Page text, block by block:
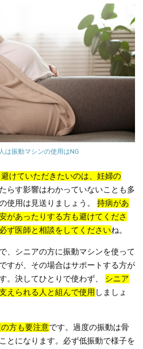
は振動マシンの使用はNG
けていただきたいのは、妊婦の
らす影響はわかっていないことも多
使用は見送りましょう。 持病があ
があったりする方も避けてくださ
ず医師と相談をしてくださいね。
、シニアの方に振動マシンを使って
すが、その場合はサポートする方が
。決してひとりで使わず、
シニア
えられる人と組んで使用 しましょ
方も要注意です。過度の振動は骨
とになります。必ず低振動で様子を